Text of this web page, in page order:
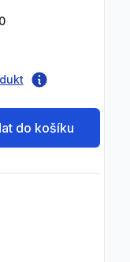
do košíku